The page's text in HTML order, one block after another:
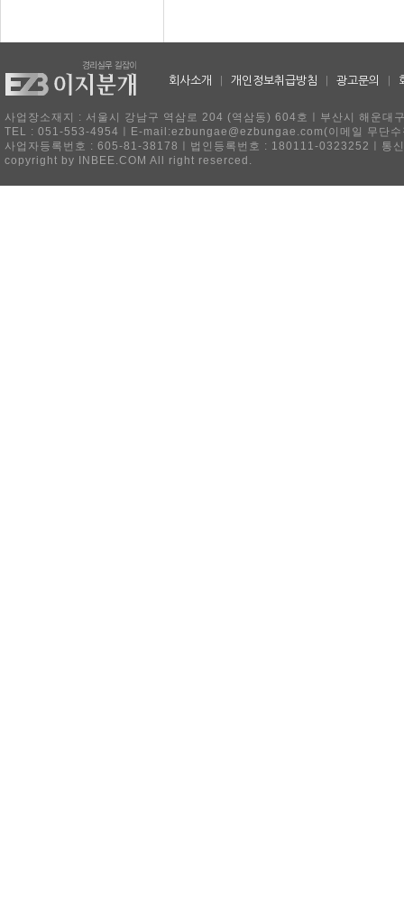
회사소개 개인정보취급방침 광고문의
사업장소재지 : 서울시 강남구 역삼로 204 (역삼동) 604호ㅣ부산시 해운
TEL : 051-553-4954ㅣE-mail:ezbungae@ezbungae.com(이메일 무단수
사업자등록번호 : 605-81-38178ㅣ법인등록번호 : 180111-0323252ㅣ통
copyright by INBEE.COM All right reserced.